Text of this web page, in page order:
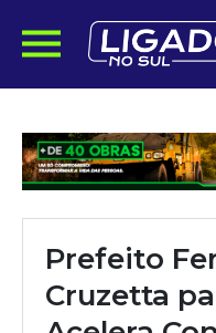
Prefeito
Cruzetta